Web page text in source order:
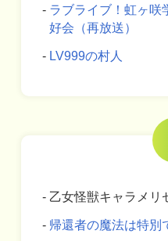
ラブライブ！虹ヶ咲
好会（再放送）
LV999の村人
乙女怪獣キャラメリ
帰還者の魔法は特別